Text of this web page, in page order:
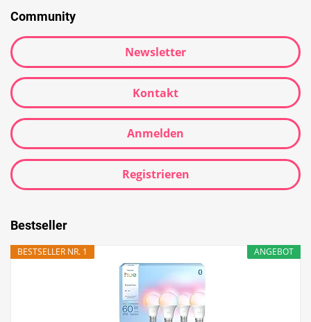
Community
Newsletter
Kontakt
Anmelden
Registrieren
Bestseller
ANGEBOT
BESTSELLER NR. 1